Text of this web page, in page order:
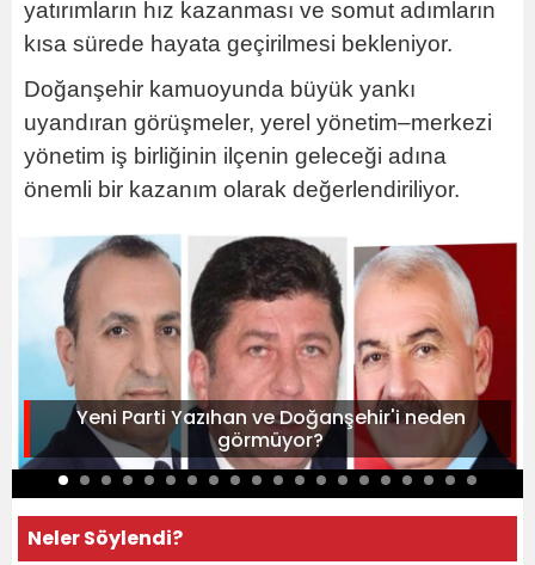
yatırımların hız kazanması ve somut adımların
kısa sürede hayata geçirilmesi bekleniyor.
Doğanşehir kamuoyunda büyük yankı
uyandıran görüşmeler, yerel yönetim–merkezi
yönetim iş birliğinin ilçenin geleceği adına
önemli bir kazanım olarak değerlendiriliyor.
Yeni Parti Yazıhan ve Doğanşehir'i neden
görmüyor?
Neler Söylendi?